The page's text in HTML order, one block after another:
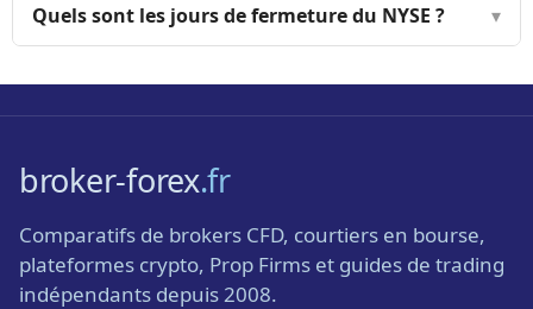
Quels sont les jours de fermeture du NYSE ? ▾
broker-forex.fr
Comparatifs de brokers CFD, courtiers en bourse,
plateformes crypto, Prop Firms et guides de trading
indépendants depuis 2008.